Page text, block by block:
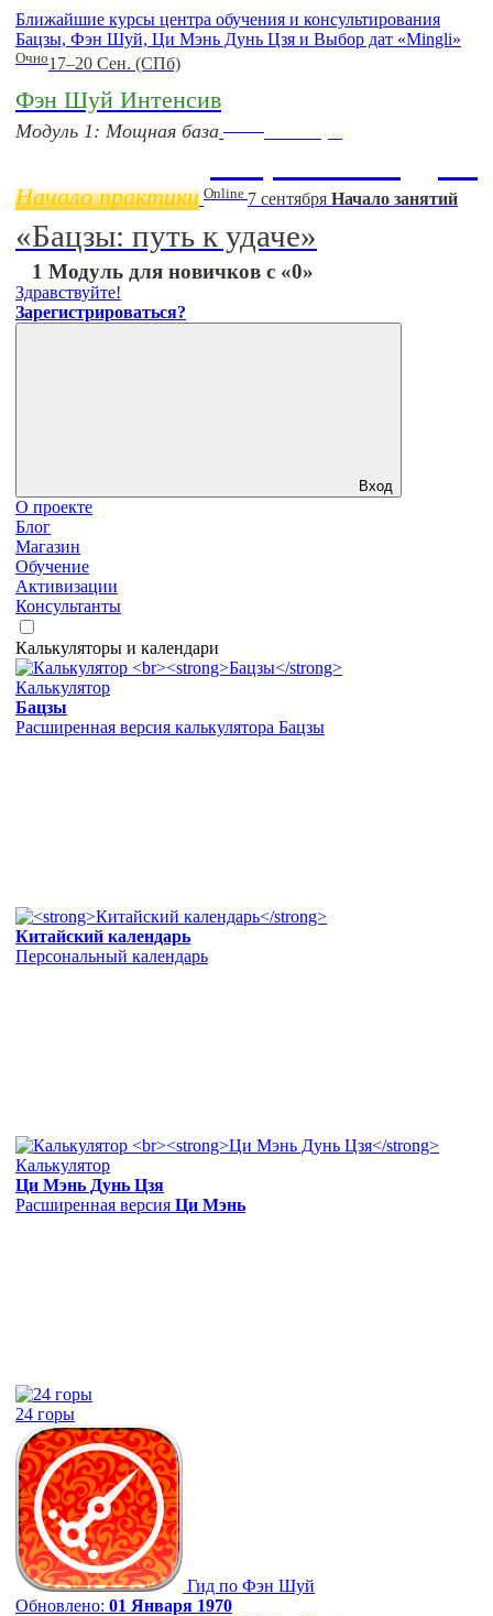
Ближайшие курсы центра обучения и консультирования
Бацзы, Фэн Шуй, Ци Мэнь Дунь Цзя и Выбор дат «Mingli»
Очно17–20 Сен. (СПб)
Фэн Шуй Интенсив
Модуль 1: Мощная база
Начало практики Online 7 сентября Начало занятий
«Бацзы: путь к удаче»
1 Модуль для новичков с «0»
Здравствуйте!
Зарегистрироваться?
Вход
О проекте
Блог
Магазин
Обучение
Активизации
Консультанты
Калькуляторы и календари
Калькулятор
Бацзы
Расширенная версия калькулятора Бацзы
Китайский календарь
Персональный календарь
Калькулятор
Ци Мэнь Дунь Цзя
Расширенная версия Ци Мэнь
24 горы
Гид по Фэн Шуй
Обновлено: 01 Января 1970